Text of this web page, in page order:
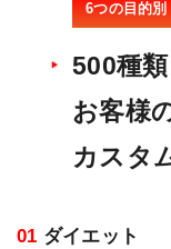
6つの目的
500種
お客様
カスタ
01 ダイエット